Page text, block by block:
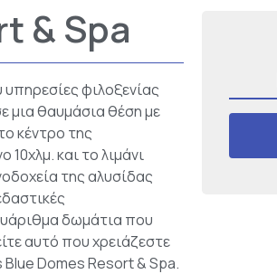
& Spa
φιλοξενίας
μια θαυμάσια θέση με
κέντρο της
και το λιμάνι
της αλυσίδας
δωμάτια που
αυτό που χρειάζεστε
Domes Resort & Spa.